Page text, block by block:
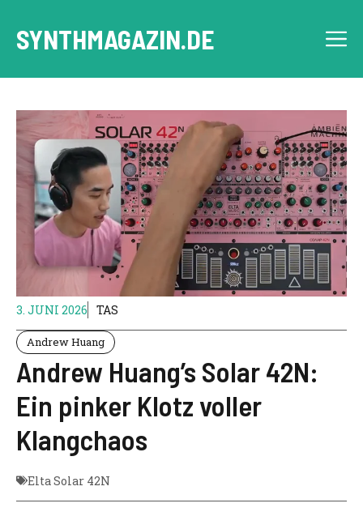
Inhalt
springen
SYNTHMAGAZIN.DE
3. JUNI 2026 TAS
Andrew Huang
Andrew Huang’s Solar 42N:
Ein pinker Klotz voller
Klangchaos
Elta Solar 42N